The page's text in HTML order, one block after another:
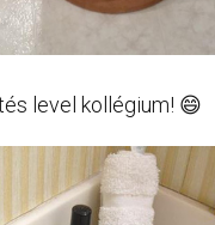
level kollégium! 😄